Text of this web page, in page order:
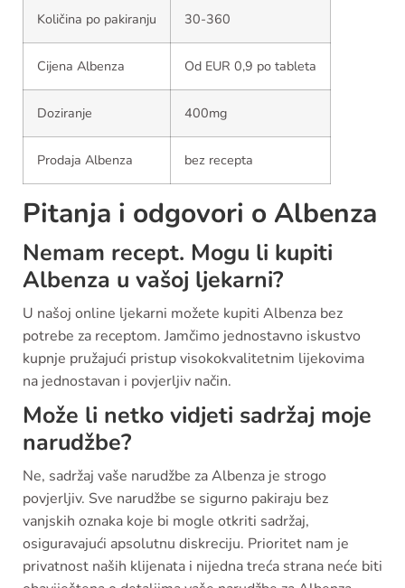
Količina po pakiranju 30-360
Cijena Albenza Od EUR 0,9 po tableta
Doziranje 400mg
Prodaja Albenza bez recepta
Pitanja i odgovori o Albenza
Nemam recept. Mogu li kupiti
Albenza u vašoj ljekarni?
U našoj online ljekarni možete kupiti Albenza bez
potrebe za receptom. Jamčimo jednostavno iskustvo
kupnje pružajući pristup visokokvalitetnim lijekovima
na jednostavan i povjerljiv način.
Može li netko vidjeti sadržaj moje
narudžbe?
Ne, sadržaj vaše narudžbe za Albenza je strogo
povjerljiv. Sve narudžbe se sigurno pakiraju bez
vanjskih oznaka koje bi mogle otkriti sadržaj,
osiguravajući apsolutnu diskreciju. Prioritet nam je
privatnost naših klijenata i nijedna treća strana neće biti